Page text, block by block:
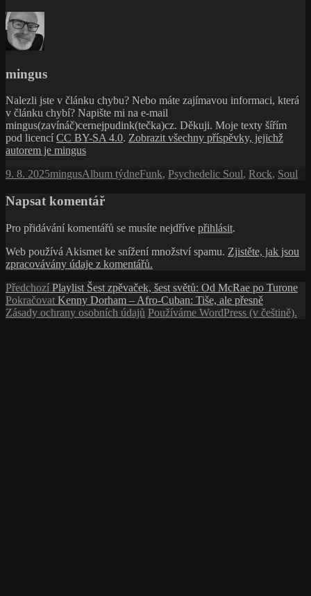
mingus
Nalezli jste v článku chybu? Nebo máte zajímavou informaci, která
v článku chybí? Napište mi na e-mail
mingus(zavínáč)cernejpudink(tečka)cz. Děkuji. Moje texty šířím
pod licencí CC BY-SA 4.0. Zobrazit všechny příspěvky, jejichž
autorem je mingus
Publikováno:
9. 8. 2025Autor:
mingusRubriky:
Album týdneŠtítky:
Funk, Psychedelic Soul, Rock, Soul
Napsat komentář
Pro přidávání komentářů se musíte nejdříve přihlásit.
Web používá Akismet ke snížení množství spamu. Zjistěte, jak jsou
zpracovávány údaje z komentářů.
Navigace
pro
Předchozí Předchozí
příspěvek:
Playlist Šest zpěvaček, šest světů: Od McRae po Turone
Pokračovat Následující
příspěvek:
Kenny Dorham – Afro-Cuban: Tiše, ale přesně
Zásady ochrany osobních údajů Používáme WordPress (v češtině).